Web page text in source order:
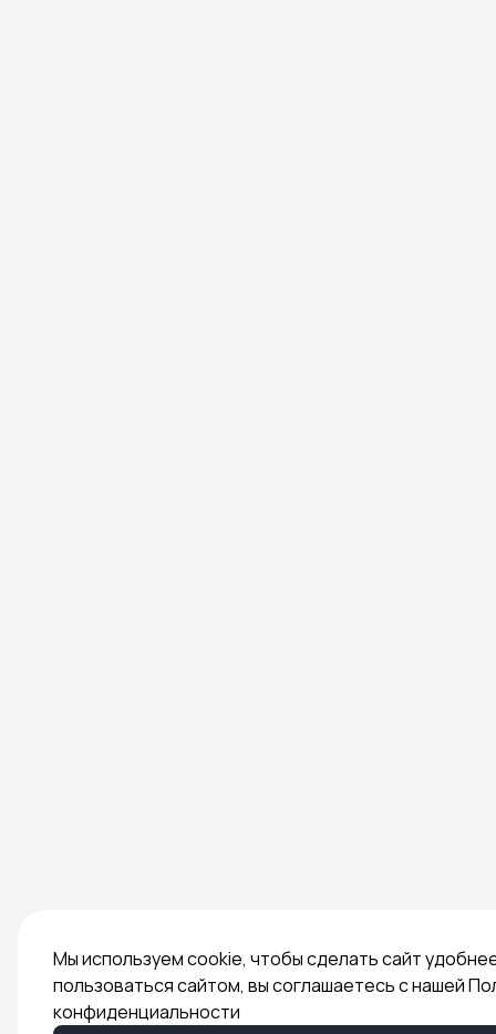
Мы используем cookie, чтобы сделать сайт
пользоваться сайтом, вы соглашаетесь с нашей
конфиденциальности